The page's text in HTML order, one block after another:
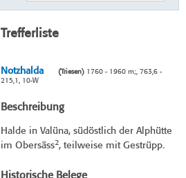
Trefferliste
Notzhalda (Triesen)1760 - 1960 m;, 763,6 -
215,1, 10-W
Beschreibung
Halde in Valüna, südöstlich der Alphütte
im Obersäss2, teilweise mit Gestrüpp.